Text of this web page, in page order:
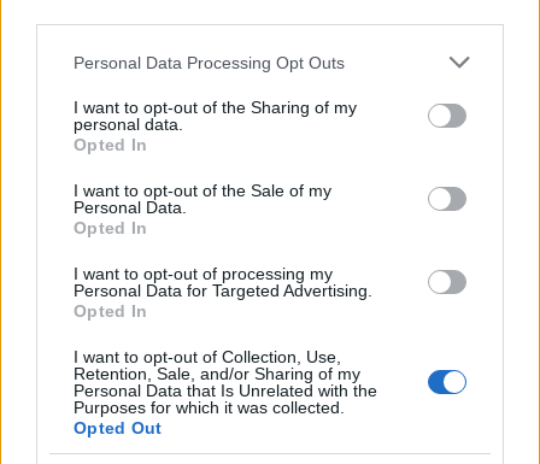
Please note that this website/app uses one or more Google
not limited to your visit or usage behaviour. You may click to
grant or deny consent to Google and its third-party tags to
use your data for below specified purposes in below Google
consent section.
Personal Data Processing Opt Outs
I want to opt-out of the Sharing of my
personal data.
Opted In
I want to opt-out of the Sale of my
Personal Data.
Opted In
I want to opt-out of processing my
Personal Data for Targeted Advertising.
Opted In
I want to opt-out of Collection, Use,
Retention, Sale, and/or Sharing of my
Personal Data that Is Unrelated with the
Purposes for which it was collected.
Opted Out
Η Microsoft ενσωμάτωσε μια νέατεχνολογία
hardware ιδιωτικότητας
) στο
κατά βούληση. Όταν ο χρήστης εργάζεται σε δημόσιο
χώρο, πτήσεις ή καφέ, η λειτουργία αυτή περιορίζει
σκοτεινή για όποιον προσπαθεί να κοιτάξει από τα
πλάγια. Επιπλέον, όλες οι οθόνες διαθέτουν πλέον
ειδική αντι-ανακλαστική επίστρωση και ρυθμό
ανανέωσης έως 120Hz. Αν και οι εκδόσεις που
ανακοινώθηκαν βασίζονται σε τεχνολογία LCD, οι